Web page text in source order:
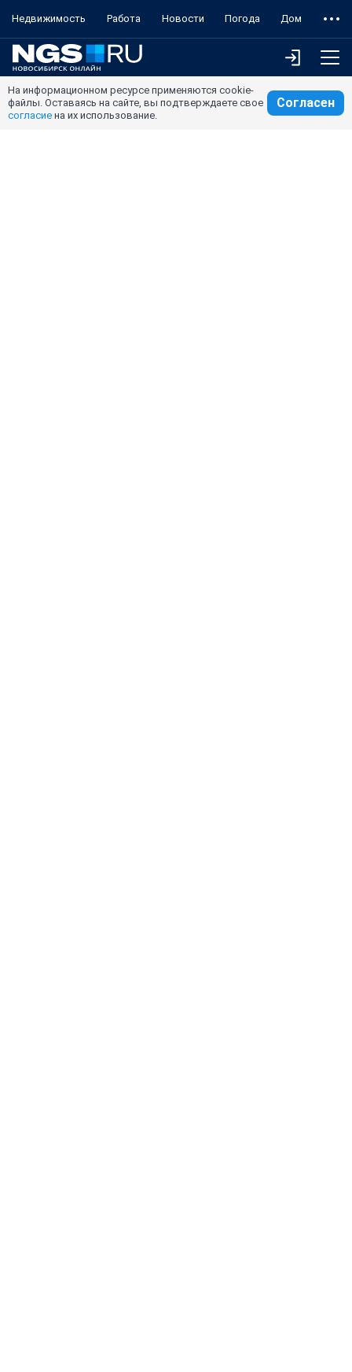
Недвижимость Работа Новости Погода Дом
На информационном ресурсе применяются cookie-
файлы. Оставаясь на сайте, вы подтверждаете свое
согласие на их использование.
Согласен